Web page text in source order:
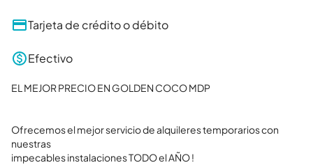
Tarjeta de crédito o débito
Efectivo
EL MEJOR PRECIO EN GOLDEN COCO MDP
Ofrecemos el mejor servicio de alquileres temporarios con
nuestras
impecables instalaciones TODO el AÑO !